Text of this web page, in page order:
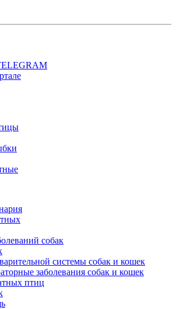
собак
системы собак и кошек
заболевания собак и кошек
птиц